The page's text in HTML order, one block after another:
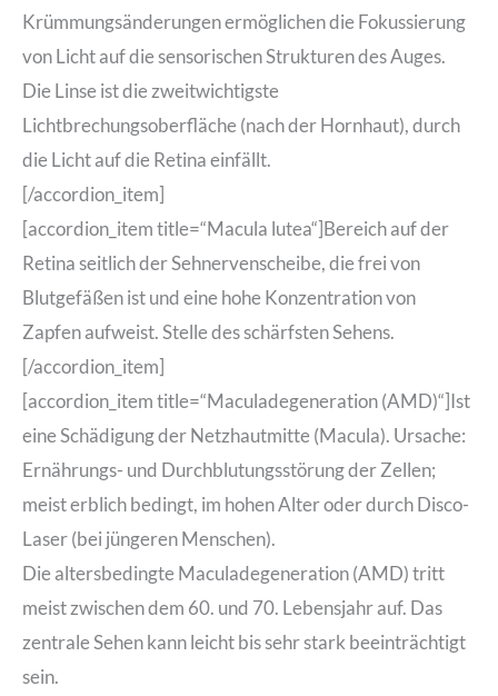
Krümmungsänderungen ermöglichen die Fokussierung
von Licht auf die sensorischen Strukturen des Auges.
Die Linse ist die zweitwichtigste
Lichtbrechungsoberfläche (nach der Hornhaut), durch
die Licht auf die Retina einfällt.
[/accordion_item]
[accordion_item title=“Macula lutea“]Bereich auf der
Retina seitlich der Sehnervenscheibe, die frei von
Blutgefäßen ist und eine hohe Konzentration von
Zapfen aufweist. Stelle des schärfsten Sehens.
[/accordion_item]
[accordion_item title=“Maculadegeneration (AMD)“]Ist
eine Schädigung der Netzhautmitte (Macula). Ursache:
Ernährungs- und Durchblutungsstörung der Zellen;
meist erblich bedingt, im hohen Alter oder durch Disco-
Laser (bei jüngeren Menschen).
Die altersbedingte Maculadegeneration (AMD) tritt
meist zwischen dem 60. und 70. Lebensjahr auf. Das
zentrale Sehen kann leicht bis sehr stark beeinträchtigt
sein.